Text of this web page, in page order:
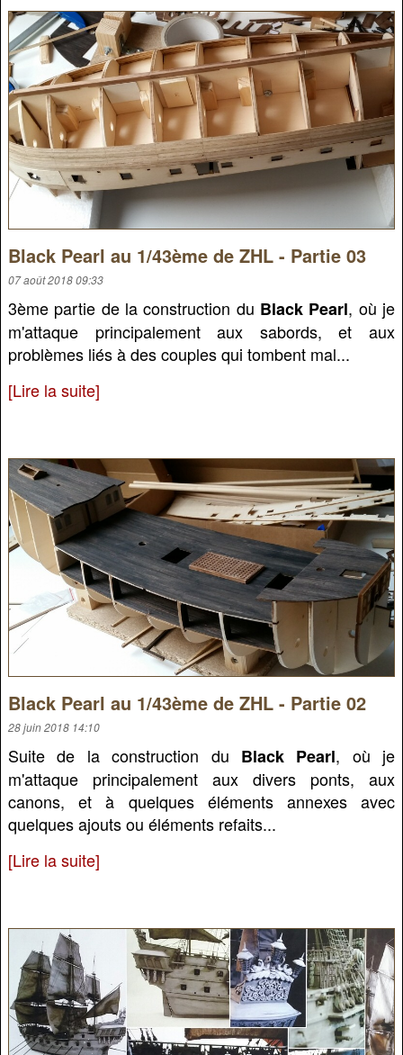
Black Pearl au 1/43ème de ZHL - Partie 03
07 août 2018 09:33
3ème partie de la construction du Black Pearl, où je
m'attaque principalement aux sabords, et aux
problèmes liés à des couples qui tombent mal...
[Lire la suite]
Black Pearl au 1/43ème de ZHL - Partie 02
28 juin 2018 14:10
Suite de la construction du Black Pearl, où je
m'attaque principalement aux divers ponts, aux
canons, et à quelques éléments annexes avec
quelques ajouts ou éléments refaits...
[Lire la suite]